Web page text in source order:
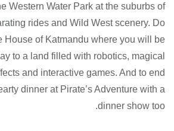
Western Water Park at the suburbs of
rides and Wild West scenery. Do
House of Katmandu where you will be
to a land filled with robotics, magical
and interactive games. And to end
dinner at Pirate’s Adventure with a
dinner show too.